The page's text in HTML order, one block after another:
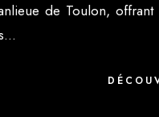
de Toulon, offrant